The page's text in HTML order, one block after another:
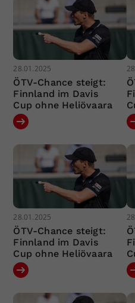
28.01.2025
ÖTV-Chance steigt:
Finnland im Davis
Cup ohne Heliövaara
28.01.2025
ÖTV-Chance steigt:
Finnland im Davis
Cup ohne Heliövaara